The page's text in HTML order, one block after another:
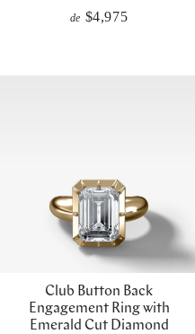
de $4,975
Club Button Back
Engagement Ring with
Emerald Cut Diamond